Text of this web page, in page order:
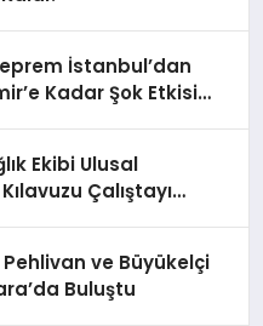
İstanbul’dan
Kadar Şok Etkisi
Ekibi Ulusal
Çalıştayı
Pehlivan ve Büyükelçi
Buluştu